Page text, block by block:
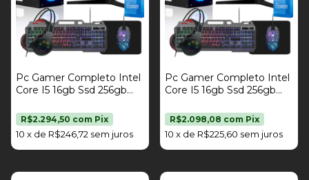
Pc Gamer Completo Intel
Core I5 16gb Ssd 256gb
4gb Kit Gamer Monitor
23" Fonte 400W Strong
Tech
10 x de R$246,72 sem juros
R$2.294,50 com Pix
Pc Gamer Completo Intel
Core I5 16gb Ssd 256gb
4gb Kit Gamer Monitor 17"
Fonte 400W Strong Tech
10 x de R$225,60 sem juros
R$2.098,08 com Pix